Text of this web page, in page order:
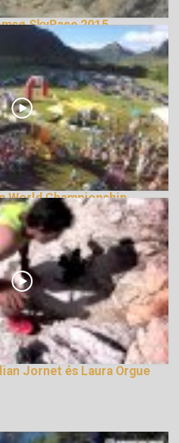
SkyRace 2015
World Championship
Jornet és Laura Orgue